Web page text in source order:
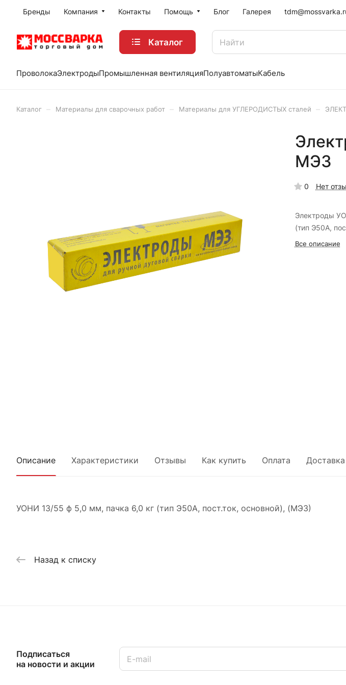
Бренды Компания Контакты Помощь Блог Галерея
Каталог
ПроволокаЭлектродыПромышленная вентиляцияПолуавтоматыКабель
Каталог Материалы для сварочных работ Материалы для УГЛЕРОДИСТЫХ сталей
МЭЗ
0 Нет
Электроды
(тип Э50А,
Все описание
Описание Характеристики Отзывы Как купить Оплата Доставка
УОНИ 13/55 ф 5,0 мм, пачка 6,0 кг (тип Э50А, пост.ток, основной), (МЭЗ)
Назад к списку
Подписаться
на новости и акции